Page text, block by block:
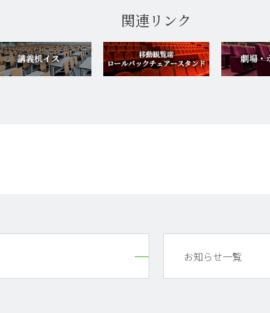
関連リンク
お知らせ一覧